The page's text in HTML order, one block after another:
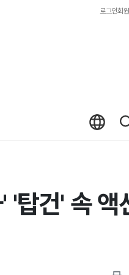
로그인회
'탑건' 속 액